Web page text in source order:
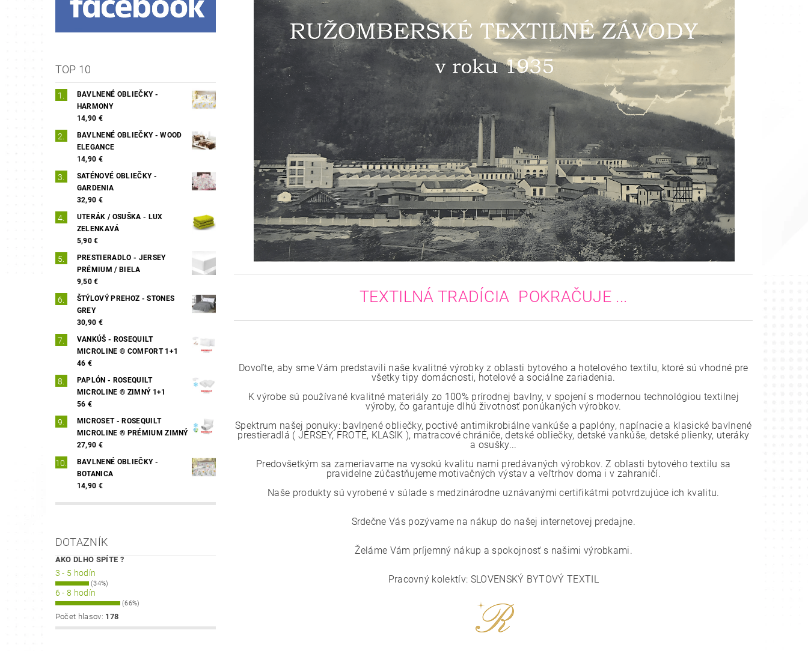
TOP 10
BAVLNENÉ OBLIEČKY -
HARMONY
14,90 €
BAVLNENÉ OBLIEČKY - WOOD
ELEGANCE
14,90 €
SATÉNOVÉ OBLIEČKY -
GARDENIA
32,90 €
UTERÁK / OSUŠKA - LUX
ZELENKAVÁ
5,90 €
PRESTIERADLO - JERSEY
PRÉMIUM / BIELA
9,50 €
ŠTÝLOVÝ PREHOZ - STONES
GREY
30,90 €
VANKÚŠ - ROSEQUILT
MICROLINE ® COMFORT 1+1
46 €
PAPLÓN - ROSEQUILT
MICROLINE ® ZIMNÝ 1+1
56 €
MICROSET - ROSEQUILT
MICROLINE ® PRÉMIUM ZIMNÝ
27,90 €
BAVLNENÉ OBLIEČKY -
BOTANICA
14,90 €
DOTAZNÍK
AKO DLHO SPÍTE ?
3 - 5 hodín
(34%)
6 - 8 hodín
(66%)
Počet hlasov: 178
TEXTILNÁ TRADÍCIA POKRAČUJE ...
Dovoľte, aby sme Vám predstavili naše kvalitné výrobky z oblasti bytového a hotelového textilu, ktoré sú vhodné pre
všetky tipy domácnosti, hotelové a sociálne zariadenia.
K výrobe sú používané kvalitné materiály zo 100% prírodnej bavlny, v spojení s modernou technológiou textilnej
výroby, čo garantuje dlhú životnosť ponúkaných výrobkov.
Spektrum našej ponuky: bavlnené obliečky, poctivé antimikrobiálne vankúše a paplóny, napínacie a klasické bavlnené
prestieradlá ( JERSEY, FROTÉ, KLASIK ), matracové chrániče, detské obliečky, detské vankúše, detské plienky, uteráky
a osušky...
Predovšetkým sa zameriavame na vysokú kvalitu nami predávaných výrobkov. Z oblasti bytového textilu sa
pravidelne zúčastňujeme motivačných výstav a veľtrhov doma i v zahraničí.
Naše produkty sú vyrobené v súlade s medzinárodne uznávanými certifikátmi potvrdzujúce ich kvalitu.
Srdečne Vás pozývame na nákup do našej internetovej predajne.
Želáme Vám príjemný nákup a spokojnosť s našimi výrobkami.
Pracovný kolektív: SLOVENSKÝ BYTOVÝ TEXTIL